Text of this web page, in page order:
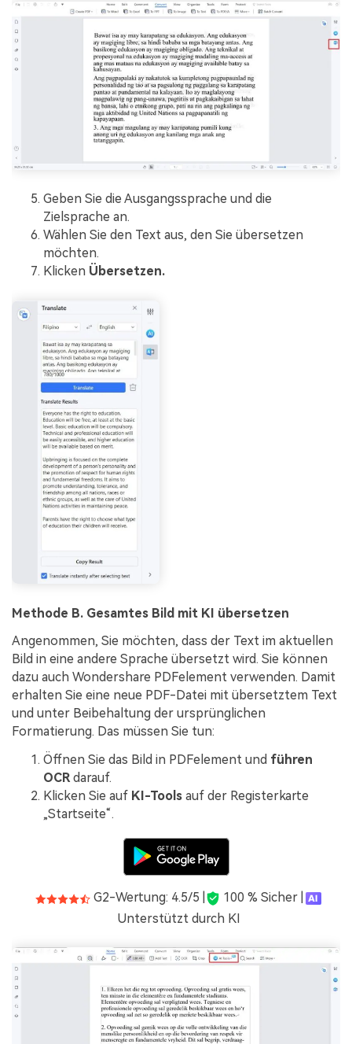
Geben Sie die Ausgangssprache und die
Zielsprache an.
Wählen Sie den Text aus, den Sie übersetzen
möchten.
Klicken Übersetzen.
Methode B. Gesamtes Bild mit KI übersetzen
Angenommen, Sie möchten, dass der Text im aktuellen
Bild in eine andere Sprache übersetzt wird. Sie können
dazu auch Wondershare PDFelement verwenden. Damit
erhalten Sie eine neue PDF-Datei mit übersetztem Text
und unter Beibehaltung der ursprünglichen
Formatierung. Das müssen Sie tun:
Öffnen Sie das Bild in PDFelement und führen
OCRdarauf.
Klicken Sie auf KI-Tools auf der Registerkarte
„Startseite“.
G2-Wertung: 4.5/5 |
100 % Sicher |
Unterstützt durch KI